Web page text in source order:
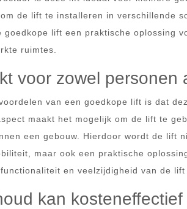
de lift te installeren in verschillende
goedkope lift een praktische oplossing
ruimtes.
voor zowel personen
van een goedkope lift is dat
maakt het mogelijk om de lift te
een gebouw. Hierdoor wordt de lift
maar ook een praktische
en veelzijdigheid van de lift
kan